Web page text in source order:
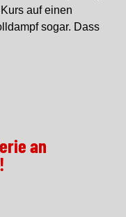
auf einen
sogar. Dass
an